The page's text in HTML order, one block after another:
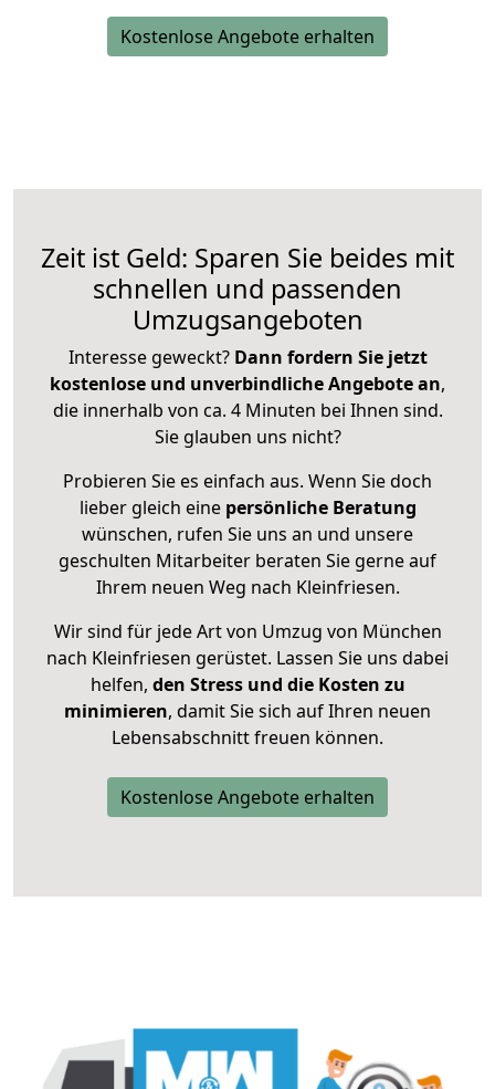
Kostenlose Angebote erhalten
Zeit ist Geld: Sparen Sie beides mit
schnellen und passenden
Umzugsangeboten
Interesse geweckt? Dann fordern Sie jetzt
kostenlose und unverbindliche Angebote an,
die innerhalb von ca. 4 Minuten bei Ihnen sind.
Sie glauben uns nicht?
Probieren Sie es einfach aus. Wenn Sie doch
lieber gleich eine persönliche Beratung
wünschen, rufen Sie uns an und unsere
geschulten Mitarbeiter beraten Sie gerne auf
Ihrem neuen Weg nach Kleinfriesen.
Wir sind für jede Art von Umzug von München
nach Kleinfriesen gerüstet. Lassen Sie uns dabei
helfen, den Stress und die Kosten zu
minimieren, damit Sie sich auf Ihren neuen
Lebensabschnitt freuen können.
Kostenlose Angebote erhalten